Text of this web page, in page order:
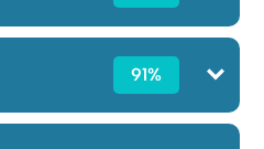
91%